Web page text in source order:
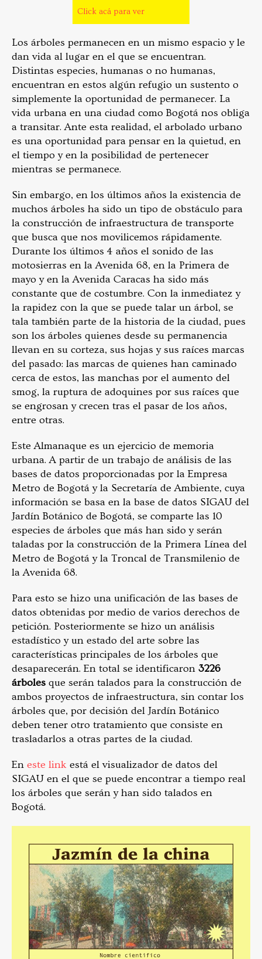
Click acá para ver
Los árboles permanecen en un mismo espacio y le
dan vida al lugar en el que se encuentran.
Distintas especies, humanas o no humanas,
encuentran en estos algún refugio un sustento o
simplemente la oportunidad de permanecer. La
vida urbana en una ciudad como Bogotá nos obliga
a transitar. Ante esta realidad, el arbolado urbano
es una oportunidad para pensar en la quietud, en
el tiempo y en la posibilidad de pertenecer
mientras se permanece.
Sin embargo, en los últimos años la existencia de
muchos árboles ha sido un tipo de obstáculo para
la construcción de infraestructura de transporte
que busca que nos movilicemos rápidamente.
Durante los últimos 4 años el sonido de las
motosierras en la Avenida 68, en la Primera de
mayo y en la Avenida Caracas ha sido más
constante que de costumbre. Con la inmediatez y
la rapidez con la que se puede talar un árbol, se
tala también parte de la historia de la ciudad, pues
son los árboles quienes desde su permanencia
llevan en su corteza, sus hojas y sus raíces marcas
del pasado: las marcas de quienes han caminado
cerca de estos, las manchas por el aumento del
smog, la ruptura de adoquines por sus raíces que
se engrosan y crecen tras el pasar de los años,
entre otras.
Este Almanaque es un ejercicio de memoria
urbana. A partir de un trabajo de análisis de las
bases de datos proporcionadas por la Empresa
Metro de Bogotá y la Secretaría de Ambiente, cuya
información se basa en la base de datos SIGAU del
Jardín Botánico de Bogotá, se comparte las 10
especies de árboles que más han sido y serán
taladas por la construcción de la Primera Línea del
Metro de Bogotá y la Troncal de Transmilenio de
la Avenida 68.
Para esto se hizo una unificación de las bases de
datos obtenidas por medio de varios derechos de
petición. Posteriormente se hizo un análisis
estadístico y un estado del arte sobre las
características principales de los árboles que
desaparecerán. En total se identificaron 3226
árboles que serán talados para la construcción de
ambos proyectos de infraestructura, sin contar los
árboles que, por decisión del Jardín Botánico
deben tener otro tratamiento que consiste en
trasladarlos a otras partes de la ciudad.
En este link está el visualizador de datos del
SIGAU en el que se puede encontrar a tiempo real
los árboles que serán y han sido talados en
Bogotá.